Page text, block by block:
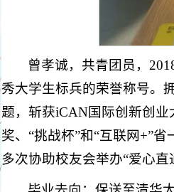
曾孝诚，共青团员，
秀大学生标兵的荣誉称号。
题，斩获iCAN国际创新创
奖、“挑战杯”和“互联网+”
多次协助校友会举办“爱心直